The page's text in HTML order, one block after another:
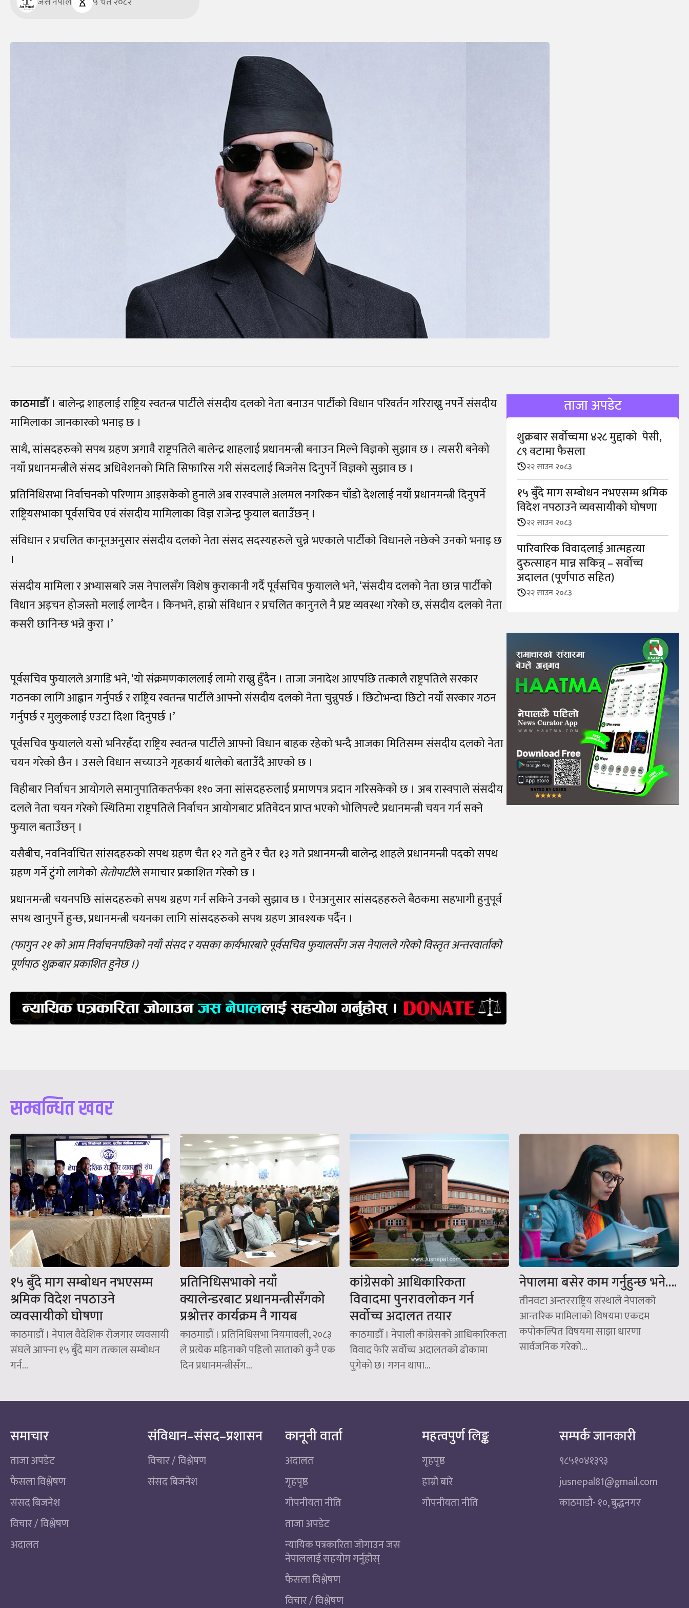
काठमाडौँ । बालेन्द्र शाहलाई राष्ट्रिय स्वतन्त्र पार्टीले संसदीय दलको नेता बनाउन पार्टीको विधान परिवर्तन गरिराख्नु नपर्ने संसदीय
मामिलाका जानकारको भनाइ छ ।
साथै, सांसदहरुको सपथ ग्रहण अगावै राष्ट्रपतिले बालेन्द्र शाहलाई प्रधानमन्त्री बनाउन मिल्ने विज्ञको सुझाव छ । त्यसरी बनेको
नयाँ प्रधानमन्त्रीले संसद अधिवेशनको मिति सिफारिस गरी संसदलाई बिजनेस दिनुपर्ने विज्ञको सुझाव छ ।
प्रतिनिधिसभा निर्वाचनको परिणाम आइसकेको हुनाले अब रास्वपाले अलमल नगरिकन चाँडो देशलाई नयाँ प्रधानमन्त्री दिनुपर्ने
राष्ट्रियसभाका पूर्वसचिव एवं संसदीय मामिलाका विज्ञ राजेन्द्र फुयाल बताउँछन् ।
संविधान र प्रचलित कानूनअनुसार संसदीय दलको नेता संसद सदस्यहरुले चुन्ने भएकाले पार्टीको विधानले नछेक्ने उनको भनाइ छ
।
संसदीय मामिला र अभ्यासबारे जस नेपालसँग विशेष कुराकानी गर्दै पूर्वसचिव फुयालले भने, ‘संसदीय दलको नेता छान्न पार्टीको
विधान अड़चन होजस्तो मलाई लाग्दैन । किनभने, हाम्रो संविधान र प्रचलित कानुनले नै प्रष्ट व्यवस्था गरेको छ, संसदीय दलको नेता
कसरी छानिन्छ भन्ने कुरा ।’
पूर्वसचिव फुयालले अगाडि भने, ‘यो संक्रमणकाललाई लामो राख्नु हुँदैन । ताजा जनादेश आएपछि तत्कालै राष्ट्रपतिले सरकार
गठनका लागि आह्वान गर्नुपर्छ र राष्ट्रिय स्वतन्त्र पार्टीले आफ्नो संसदीय दलको नेता चुन्नुपर्छ । छिटोभन्दा छिटो नयाँ सरकार गठन
गर्नुपर्छ र मुलुकलाई एउटा दिशा दिनुपर्छ ।’
पूर्वसचिव फुयालले यसो भनिरहँदा राष्ट्रिय स्वतन्त्र पार्टीले आफ्नो विधान बाहक रहेको भन्दै आजका मितिसम्म संसदीय दलको नेता
चयन गरेको छैन । उसले विधान सच्याउने गृहकार्य थालेको बताउँदै आएको छ ।
विहीबार निर्वाचन आयोगले समानुपातिकतर्फका ११० जना सांसदहरुलाई प्रमाणपत्र प्रदान गरिसकेको छ । अब रास्वपाले संसदीय
दलले नेता चयन गरेको स्थितिमा राष्ट्रपतिले निर्वाचन आयोगबाट प्रतिवेदन प्राप्त भएको भोलिपल्टै प्रधानमन्त्री चयन गर्न सक्ने
फुयाल बताउँछन् ।
यसैबीच, नवनिर्वाचित सांसदहरुको सपथ ग्रहण चैत १२ गते हुने र चैत १३ गते प्रधानमन्त्री बालेन्द्र शाहले प्रधानमन्त्री पदको सपथ
ग्रहण गर्ने टुंगो लागेकोसेतोपाटीले समाचार प्रकाशित गरेको छ ।
प्रधानमन्त्री चयनपछि सांसदहरुको सपथ ग्रहण गर्न सकिने उनको सुझाव छ । ऐनअनुसार सांसदहहरुले बैठकमा सहभागी हुनुपूर्व
सपथ खानुपर्ने हुन्छ, प्रधानमन्त्री चयनका लागि सांसदहरुको सपथ ग्रहण आवश्यक पर्दैन ।
(फागुन २१ को आम निर्वाचनपछिको नयाँ संसद र यसका कार्यभारबारे पूर्वसचिव फुयालसँग जस नेपालले गरेको विस्तृत अन्तरवार्ताको
पूर्णपाठ शुक्रबार प्रकाशित हुनेछ ।)
ताजा अपडेट
शुक्रबार सर्वोच्चमा ४२८ मुद्दाको पेसी,
८९ वटामा फैसला
२२ साउन २०८३
१५ बुँदे माग सम्बोधन नभएसम्म श्रमिक
विदेश नपठाउने व्यवसायीको घोषणा
२२ साउन २०८३
पारिवारिक विवादलाई आत्महत्या
दुरुत्साहन मान्न सकिन्न् – सर्वोच्च
अदालत (पूर्णपाठ सहित)
२२ साउन २०८३
सम्बन्धित खवर
१५ बुँदे माग सम्बोधन नभएसम्म
श्रमिक विदेश नपठाउने
व्यवसायीको घोषणा
काठमाडौं । नेपाल वैदेशिक रोजगार व्यवसायी
संघले आफ्ना १५ बुँदे माग तत्काल सम्बोधन
गर्न...
प्रतिनिधिसभाको नयाँ
क्यालेन्डरबाट प्रधानमन्त्रीसँगको
प्रश्नोत्तर कार्यक्रम नै गायब
काठमाडौं । प्रतिनिधिसभा नियमावली, २०८३
ले प्रत्येक महिनाको पहिलो साताको कुनै एक
दिन प्रधानमन्त्रीसँग...
कांग्रेसको आधिकारिकता
विवादमा पुनरावलोकन गर्न
सर्वोच्च अदालत तयार
काठमाडौँ । नेपाली कांग्रेसको आधिकारिकता
विवाद फेरि सर्वोच्च अदालतको ढोकामा
पुगेको छ। गगन थापा...
नेपालमा बसेर काम गर्नुहुन्छ भने….
तीनवटा अन्तरराष्ट्रिय संस्थाले नेपालको
आन्तरिक मामिलाको विषयमा एकदम
कपोकल्पित विषयमा साझा धारणा
सार्वजनिक गरेको...
समाचार
ताजा अपडेट
फैसला विश्लेषण
संसद बिजनेश
विचार / विश्लेषण
अदालत
संविधान–संसद–प्रशासन
विचार / विश्लेषण
संसद बिजनेश
कानूनी वार्ता
अदालत
गृहपृष्ठ
गोपनीयता नीति
ताजा अपडेट
न्यायिक पत्रकारिता जोगाउन जस
नेपाललाई सहयोग गर्नुहोस्
फैसला विश्लेषण
विचार / विश्लेषण
महत्वपुर्ण लिङ्क
गृहपृष्ठ
हाम्रो बारे
गोपनीयता नीति
सम्पर्क जानकारी
९८५१०४१३९३
jusnepal81@gmail.com
काठमाडाै‌- १०, बुद्धनगर